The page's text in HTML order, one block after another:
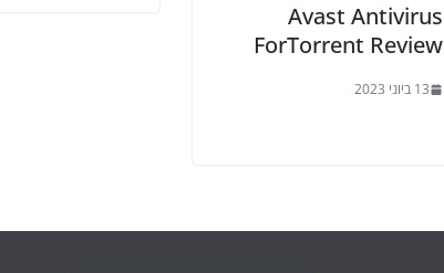
Avast Antivirus
ForTorrent Review
13 ביוני 2023